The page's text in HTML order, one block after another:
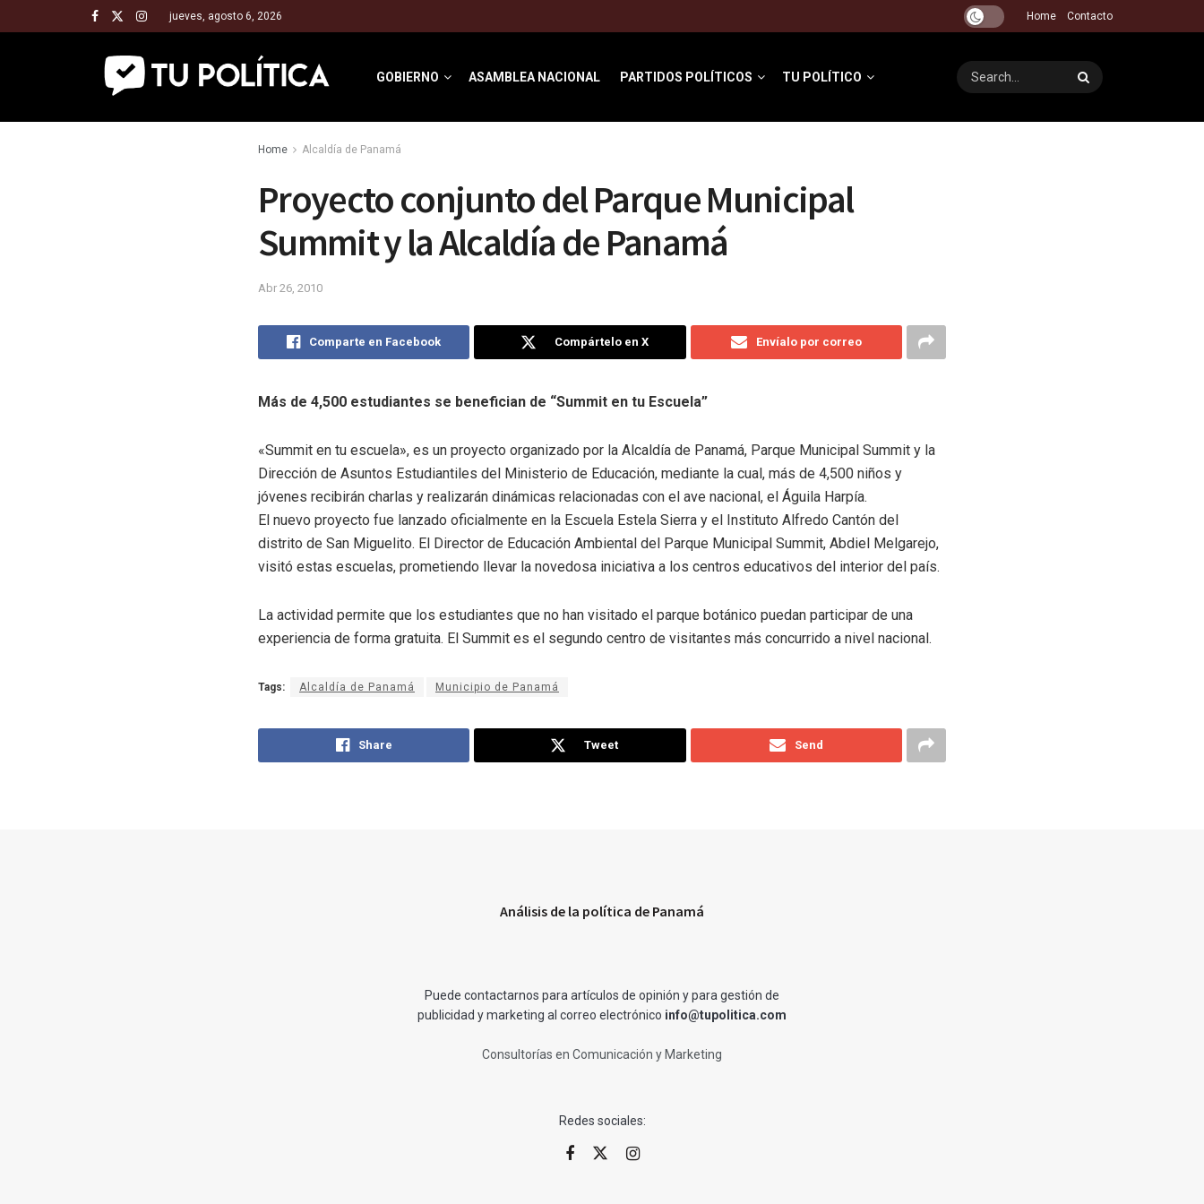
jueves, agosto 6, 2026 Home Contacto
GOBIERNO ASAMBLEA NACIONAL PARTIDOS POLÍTICOS TU POLÍTICO
Home Alcaldía de Panamá
Proyecto conjunto del Parque Municipal
Summit y la Alcaldía de Panamá
Abr 26, 2010
Comparte en Facebook Compártelo en X Envíalo por correo
Más de 4,500 estudiantes se benefician de “Summit en tu Escuela”
«Summit en tu escuela», es un proyecto organizado por la Alcaldía de Panamá, Parque Municipal Summit y la
Dirección de Asuntos Estudiantiles del Ministerio de Educación, mediante la cual, más de 4,500 niños y
jóvenes recibirán charlas y realizarán dinámicas relacionadas con el ave nacional, el Águila Harpía.
El nuevo proyecto fue lanzado oficialmente en la Escuela Estela Sierra y el Instituto Alfredo Cantón del
distrito de San Miguelito. El Director de Educación Ambiental del Parque Municipal Summit, Abdiel Melgarejo,
visitó estas escuelas, prometiendo llevar la novedosa iniciativa a los centros educativos del interior del país.
La actividad permite que los estudiantes que no han visitado el parque botánico puedan participar de una
experiencia de forma gratuita. El Summit es el segundo centro de visitantes más concurrido a nivel nacional.
Tags: Alcaldía de Panamá Municipio de Panamá
Share Tweet Send
Análisis de la política de Panamá
Puede contactarnos para artículos de opinión y para gestión de
publicidad y marketing al correo electrónico info@tupolitica.com
Consultorías en Comunicación y Marketing
Redes sociales: